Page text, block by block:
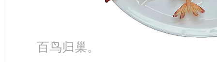
百鸟归巢。